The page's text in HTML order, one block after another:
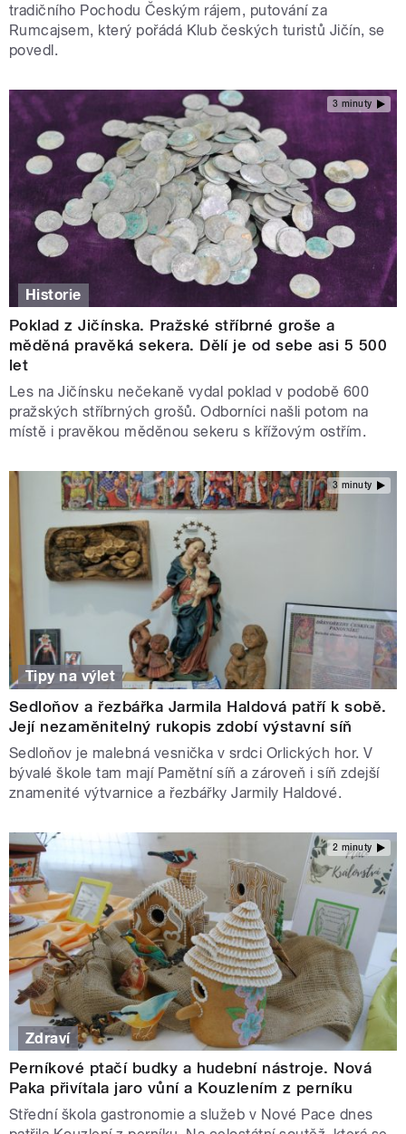
tradičního Pochodu Českým rájem, putování za
Rumcajsem, který pořádá Klub českých turistů Jičín, se
povedl.
3 minuty
Historie
Poklad z Jičínska. Pražské stříbrné groše a
měděná pravěká sekera. Dělí je od sebe asi 5 500
let
Les na Jičínsku nečekaně vydal poklad v podobě 600
pražských stříbrných grošů. Odborníci našli potom na
místě i pravěkou měděnou sekeru s křížovým ostřím.
3 minuty
Tipy na výlet
Sedloňov a řezbářka Jarmila Haldová patří k sobě.
Její nezaměnitelný rukopis zdobí výstavní síň
Sedloňov je malebná vesnička v srdci Orlických hor. V
bývalé škole tam mají Pamětní síň a zároveň i síň zdejší
znamenité výtvarnice a řezbářky Jarmily Haldové.
2 minuty
Zdraví
Perníkové ptačí budky a hudební nástroje. Nová
Paka přivítala jaro vůní a Kouzlením z perníku
Střední škola gastronomie a služeb v Nové Pace dnes